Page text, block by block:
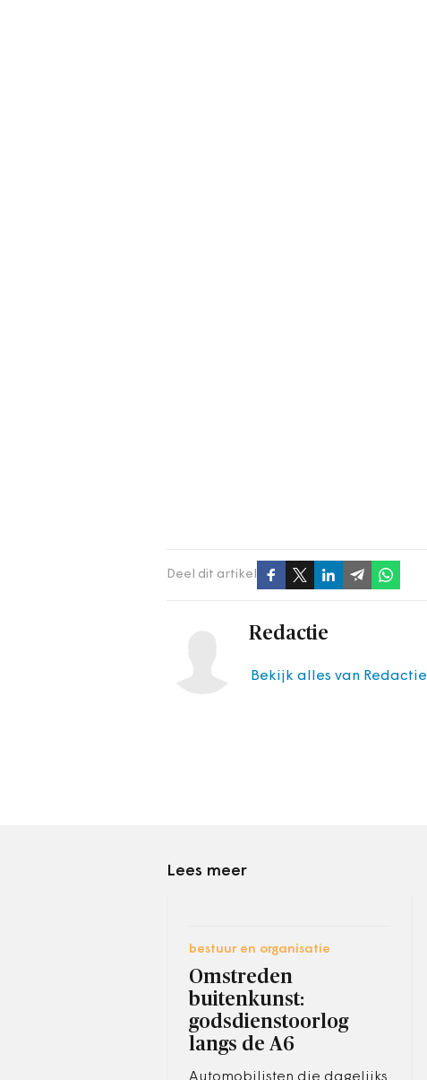
Deel dit artikel
Redactie
Bekijk alles van Redactie
Lees meer
bestuur en organisatie
Omstreden
buitenkunst:
godsdienstoorlog
langs de A6